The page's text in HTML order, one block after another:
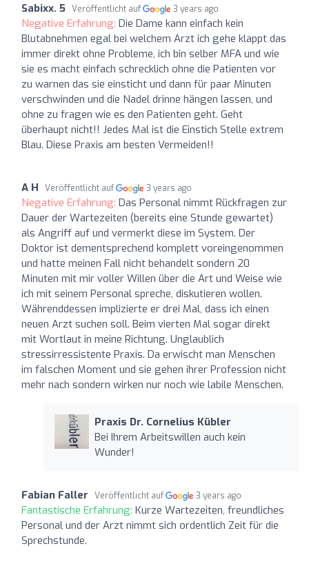
Sabixx. 5 Veröffentlicht auf 3 years ago
Negative Erfahrung: Die Dame kann einfach kein
Blutabnehmen egal bei welchem Arzt ich gehe klappt das
immer direkt ohne Probleme, ich bin selber MFA und wie
sie es macht einfach schrecklich ohne die Patienten vor
zu warnen das sie einsticht und dann für paar Minuten
verschwinden und die Nadel drinne hängen lassen, und
ohne zu fragen wie es den Patienten geht. Geht
überhaupt nicht!! Jedes Mal ist die Einstich Stelle extrem
Blau. Diese Praxis am besten Vermeiden!!
A H Veröffentlicht auf 3 years ago
Negative Erfahrung: Das Personal nimmt Rückfragen zur
Dauer der Wartezeiten (bereits eine Stunde gewartet)
als Angriff auf und vermerkt diese im System. Der
Doktor ist dementsprechend komplett voreingenommen
und hatte meinen Fall nicht behandelt sondern 20
Minuten mit mir voller Willen über die Art und Weise wie
ich mit seinem Personal spreche, diskutieren wollen.
Währenddessen implizierte er drei Mal, dass ich einen
neuen Arzt suchen soll. Beim vierten Mal sogar direkt
mit Wortlaut in meine Richtung. Unglaublich
stressirressistente Praxis. Da erwischt man Menschen
im falschen Moment und sie gehen ihrer Profession nicht
mehr nach sondern wirken nur noch wie labile Menschen.
Praxis Dr. Cornelius Kübler
Bei Ihrem Arbeitswillen auch kein
Wunder!
Fabian Faller Veröffentlicht auf 3 years ago
Fantastische Erfahrung: Kurze Wartezeiten, freundliches
Personal und der Arzt nimmt sich ordentlich Zeit für die
Sprechstunde.